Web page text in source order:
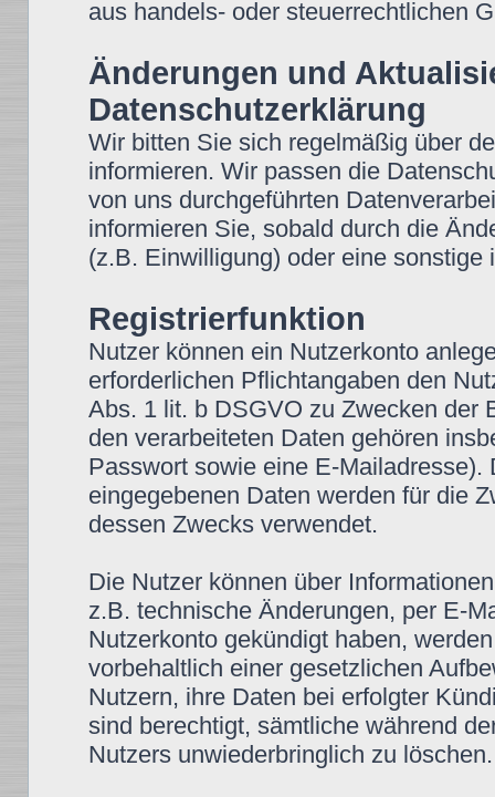
aus handels- oder steuerrechtlichen
Änderungen und
Datenschutzerklärung
Wir bitten Sie sich regelmäßig über
informieren. Wir passen die
von uns durchgeführten
informieren Sie, sobald durch die
(z.B. Einwilligung) oder eine
Registrierfunktion
Nutzer können ein Nutzerkonto
erforderlichen Pflichtangaben den
Abs. 1 lit. b DSGVO zu Zwecken der
den verarbeiteten Daten gehören
Passwort sowie eine E-
eingegebenen Daten werden für die
dessen Zwecks verwendet.
Die Nutzer können über
z.B. technische Änderungen, per E-
Nutzerkonto gekündigt haben,
vorbehaltlich einer gesetzlichen
Nutzern, ihre Daten bei erfolgter
sind berechtigt, sämtliche während
Nutzers unwiederbringlich zu löschen.